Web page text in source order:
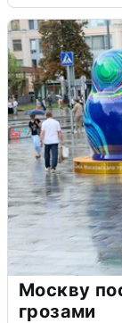
Москву
грозами